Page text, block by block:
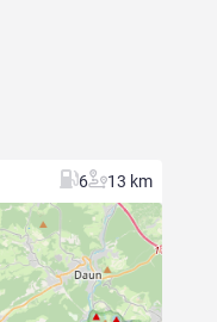
6 13 km